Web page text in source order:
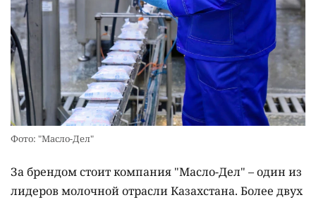
Фото: "Масло-Дел"
За брендом стоит компания "Масло-Дел" – один из
лидеров молочной отрасли Казахстана. Более двух